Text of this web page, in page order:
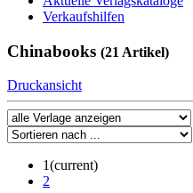
Verkaufshilfen
Chinabooks (21 Artikel)
Druckansicht
1(current)
2